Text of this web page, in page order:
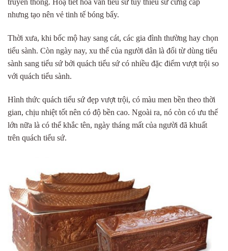
truyền thống. Hoạ tiết hoa văn tiểu sứ tuy thiếu sứ cứng cáp
nhưng tạo nên vẻ tinh tế bóng bẩy.
Thời xưa, khi bốc mộ hay sang cát, các gia đình thường hay chọn
tiểu sành. Còn ngày nay, xu thế của người dân là đổi từ dùng tiểu
sành sang tiểu sứ bởi quách tiểu sứ có nhiều đặc điểm vượt trội so
với quách tiểu sành.
Hình thức quách tiểu sứ đẹp vượt trội, có màu men bền theo thời
gian, chịu nhiệt tốt nên có độ bền cao. Ngoài ra, nó còn có ưu thế
lớn nữa là có thể khắc tên, ngày tháng mất của người đã khuất
trên quách tiểu sứ.